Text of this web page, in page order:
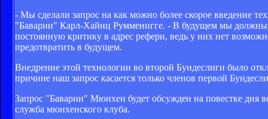
- Мы сделали запрос на как можно более скорое введение
"Баварии" Карл-Хайнц Румменигге. - В будущем мы должны
постоянную критику в адрес рефери, ведь у них нет
предотвратить в будущем.
Внедрение этой технологии во второй Бундеслиги было
причине наш запрос касается только членов первой
Запрос "Баварии" Мюнхен будет обсужден на повестке дня
служба мюнхенского клуба.